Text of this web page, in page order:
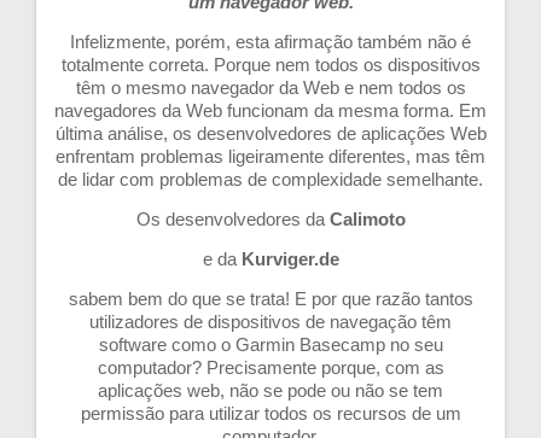
Infelizmente, porém, esta afirmação também não é
totalmente correta. Porque nem todos os dispositivos
têm o mesmo navegador da Web e nem todos os
navegadores da Web funcionam da mesma forma. Em
última análise, os desenvolvedores de aplicações Web
enfrentam problemas ligeiramente diferentes, mas têm
de lidar com problemas de complexidade semelhante.
Os desenvolvedores da Calimoto
e da Kurviger.de
sabem bem do que se trata! E por que razão tantos
utilizadores de dispositivos de navegação têm
software como o Garmin Basecamp no seu
computador? Precisamente porque, com as
aplicações web, não se pode ou não se tem
permissão para utilizar todos os recursos de um